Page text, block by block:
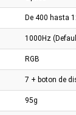
De 400 hasta
1000Hz
RGB
7 + boton de
95g